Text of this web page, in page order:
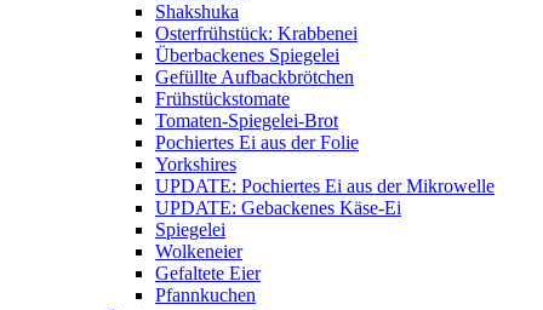
Shakshuka
Osterfrühstück: Krabbenei
Überbackenes Spiegelei
Gefüllte Aufbackbrötchen
Frühstückstomate
Tomaten-Spiegelei-Brot
Pochiertes Ei aus der Folie
Yorkshires
UPDATE: Pochiertes Ei aus der Mikrowelle
UPDATE: Gebackenes Käse-Ei
Spiegelei
Wolkeneier
Gefaltete Eier
Pfannkuchen